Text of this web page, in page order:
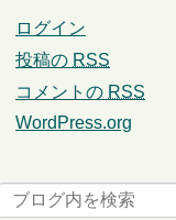
ログイン
投稿の RSS
コメントの RSS
WordPress.org